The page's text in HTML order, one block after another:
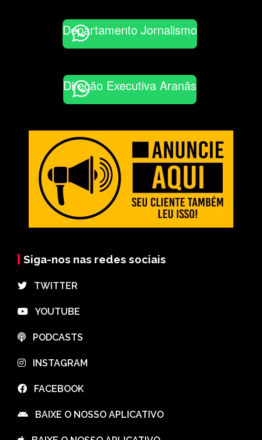
Departamento Jornalismo
Direção Executiva Aranãs
Siga-nos nas redes sociais
⠀TWITTER
⠀YOUTUBE
⠀PODCASTS
⠀INSTAGRAM
⠀FACEBOOK
⠀BAIXE O NOSSO APLICATIVO